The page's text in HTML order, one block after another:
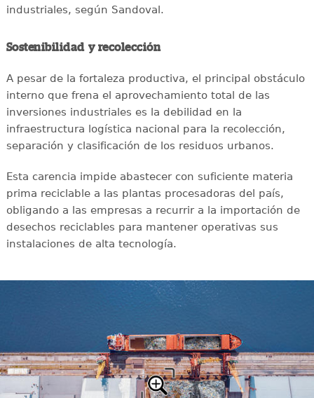
industriales, según Sandoval.
Sostenibilidad y recolección
A pesar de la fortaleza productiva, el principal obstáculo
interno que frena el aprovechamiento total de las
inversiones industriales es la debilidad en la
infraestructura logística nacional para la recolección,
separación y clasificación de los residuos urbanos.
Esta carencia impide abastecer con suficiente materia
prima reciclable a las plantas procesadoras del país,
obligando a las empresas a recurrir a la importación de
desechos reciclables para mantener operativas sus
instalaciones de alta tecnología.